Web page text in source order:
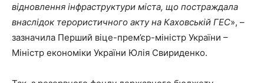
відновлення інфраструктури міста, що постраждала
внаслідок терористичного акту на Каховській ГЕС», –
зазначила Перший віце-прем’єр-міністр України –
Міністр економіки України Юлія Свириденко.